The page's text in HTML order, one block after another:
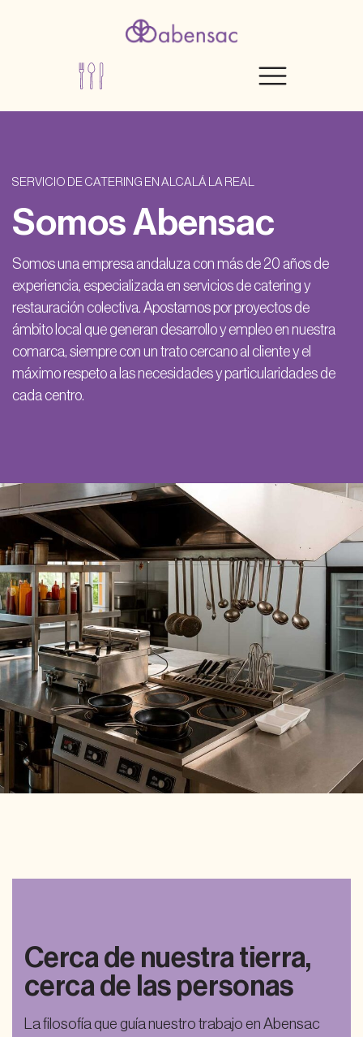
SERVICIO DE CATERING EN ALCALÁ LA REAL
Somos Abensac
Somos una empresa andaluza con más de 20 años de
experiencia, especializada en servicios de catering y
restauración colectiva. Apostamos por proyectos de
ámbito local que generan desarrollo y empleo en nuestra
comarca, siempre con un trato cercano al cliente y el
máximo respeto a las necesidades y particularidades de
cada centro.
Cerca de nuestra tierra,
cerca de las personas
La filosofía que guía nuestro trabajo en Abensac